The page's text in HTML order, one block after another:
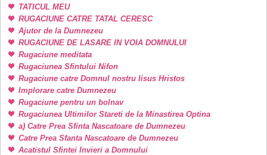
TATICUL MEU
RUGACIUNE CATRE TATAL CERESC
Ajutor de la Dumnezeu
RUGACIUNE DE LASARE IN VOIA DOMNULUI
Rugaciune meditata
Rugaciunea Sfintului Nifon
Rugaciune catre Domnul nostru Iisus Hristos
Implorare catre Dumnezeu
Rugaciune pentru un bolnav
Rugaciunea Ultimilor Stareti de la Minastirea Optina
a) Catre Prea Sfinta Nascatoare de Dumnezeu
Catre Prea Sfanta Nascatoare de Dumnezeu
Acatistul Sfintei Invieri a Domnului